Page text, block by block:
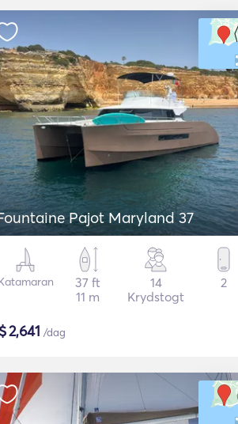
Pajot Maryland 37
37 ft
11 m
14
Krydstogt
2
$2,641 /dag